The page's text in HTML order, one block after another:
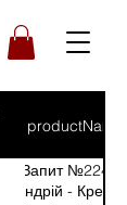
productNames
Запит №224 від:
Андрій -